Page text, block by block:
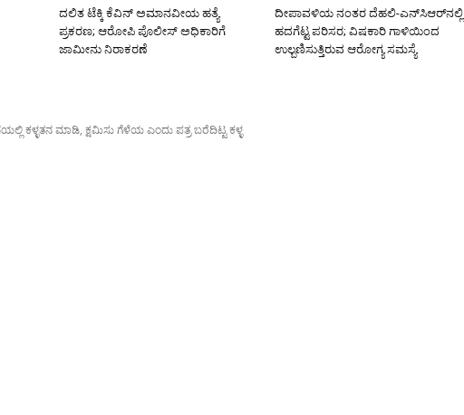
ದಲಿತ ಟೆಕ್ಕಿ ಕೆವಿನ್ ಅಮಾನವೀಯ ಹತ್ಯೆ
ಪ್ರಕರಣ; ಆರೋಪಿ ಪೊಲೀಸ್‌ ಅಧಿಕಾರಿಗೆ
ಜಾಮೀನು ನಿರಾಕರಣೆ
ದೀಪಾವಳಿಯ ನಂತರ ದೆಹಲಿ-ಎನ್‌ಸಿಆರ್‌ನಲ್ಲಿ
ಹದಗೆಟ್ಟ ಪರಿಸರ; ವಿಷಕಾರಿ ಗಾಳಿಯಿಂದ
ಉಲ್ಬಣಿಸುತ್ತಿರುವ ಆರೋಗ್ಯ ಸಮಸ್ಯೆ